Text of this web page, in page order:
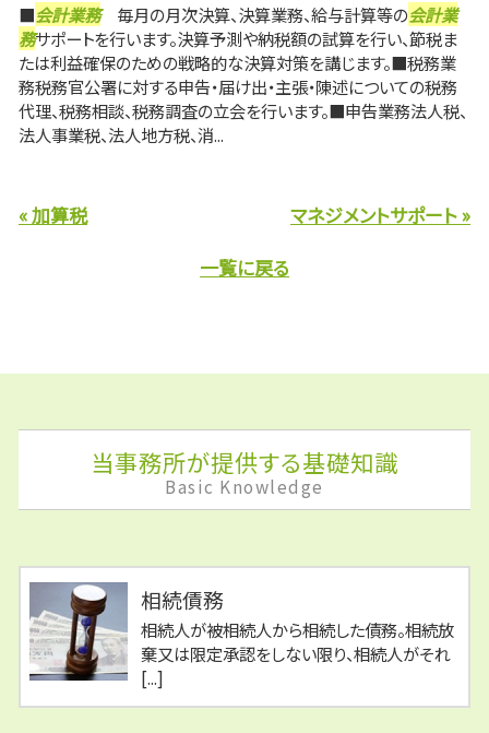
■会計業務毎月の月次決算、決算業務、給与計算等の会計業
務サポートを行います。決算予測や納税額の試算を行い、節税ま
たは利益確保のための戦略的な決算対策を講じます。■税務業
務税務官公署に対する申告・届け出・主張・陳述についての税務
代理、税務相談、税務調査の立会を行います。■申告業務法人税、
法人事業税、法人地方税、消...
« 加算税
マネジメントサポート »
一覧に戻る
当事務所が提供する基礎知識
Basic Knowledge
相続債務
相続人が被相続人から相続した債務。相続放
棄又は限定承認をしない限り、相続人がそれ
[...]